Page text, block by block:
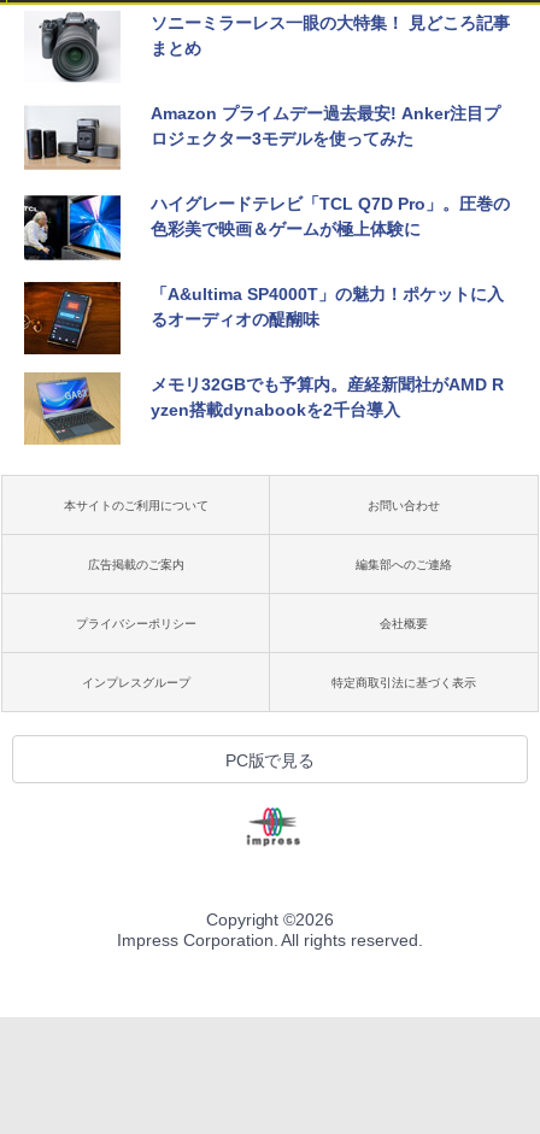
ソニーミラーレス一眼の大特集！ 見どころ記事
まとめ
Amazon プライムデー過去最安! Anker注目プ
ロジェクター3モデルを使ってみた
ハイグレードテレビ「TCL Q7D Pro」。圧巻の
色彩美で映画＆ゲームが極上体験に
「A&ultima SP4000T」の魅力！ポケットに入
るオーディオの醍醐味
メモリ32GBでも予算内。産経新聞社がAMD R
yzen搭載dynabookを2千台導入
本サイトのご利用について お問い合わせ
広告掲載のご案内 編集部へのご連絡
プライバシーポリシー 会社概要
インプレスグループ 特定商取引法に基づく表示
PC版で見る
Copyright ©2026
Impress Corporation. All rights reserved.